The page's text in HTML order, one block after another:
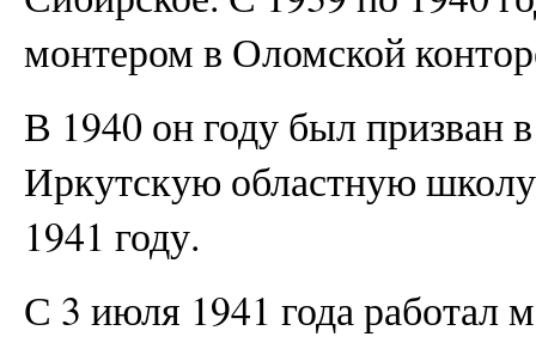
монтером в Оломской
В 1940 он году был призван
Иркутскую областную
1941 году.
С 3 июля 1941 года работал